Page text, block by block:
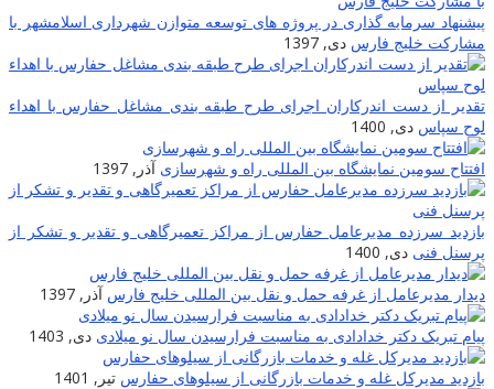
پیشنهاد سرمایه گذاری در پروژه های توسعه متوازن شهرداری اسلامشهر با
مشارکت خلیج فارس دی, 1397
تقدیر از دست اندرکاران اجرای طرح طبقه بندی مشاغل حفارس با اهداء
لوح سپاس دی, 1400
افتتاح سومین نمایشگاه بین المللی راه و شهرسازی آذر, 1397
بازدید سرزده مدیرعامل حفارس از مراکز تعمیرگاهی و تقدیر و تشکر از
پرسنل فنی دی, 1400
دیدار مدیرعامل از غرفه حمل و نقل بین المللی خلیج فارس آذر, 1397
پیام تبریک دکتر خدادادی به مناسبت فرارسیدن سال نو میلادی دی, 1403
بازدید مدیرکل غله و خدمات بازرگانی از سیلوهای حفارس تیر, 1401